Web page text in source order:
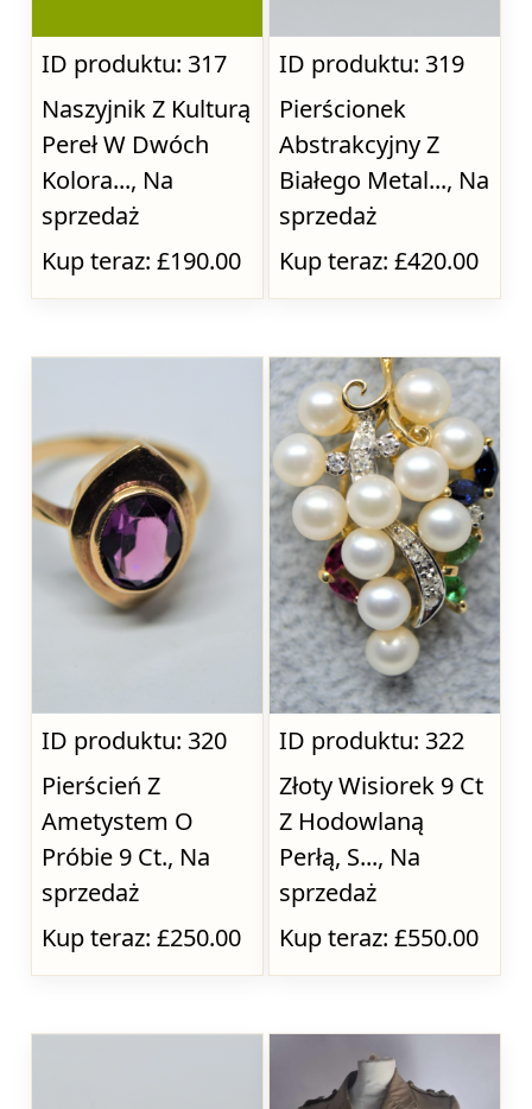
ID produktu: 317
Naszyjnik Z Kulturą
Pereł W Dwóch
Kolora..., Na
sprzedaż
Kup teraz: £190.00
ID produktu: 319
Pierścionek
Abstrakcyjny Z
Białego Metal..., Na
sprzedaż
Kup teraz: £420.00
ID produktu: 320
Pierścień Z
Ametystem O
Próbie 9 Ct., Na
sprzedaż
Kup teraz: £250.00
ID produktu: 322
Złoty Wisiorek 9 Ct
Z Hodowlaną
Perłą, S..., Na
sprzedaż
Kup teraz: £550.00